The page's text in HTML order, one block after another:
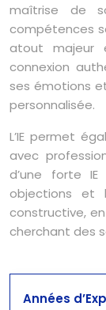
maîtrise de
compétences
atout majeur
connexion
ses émotions
personnalisée.
L’IE permet
avec
d’une forte
objections et
constructive,
cherchant des
Années